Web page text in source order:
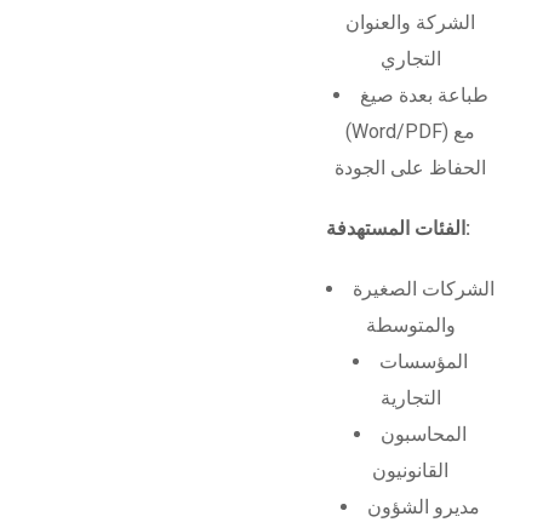
الشركة والعنوان
التجاري
طباعة بعدة صيغ
(Word/PDF) مع
الحفاظ على الجودة
الفئات المستهدفة:
الشركات الصغيرة
والمتوسطة
المؤسسات
التجارية
المحاسبون
القانونيون
مديرو الشؤون